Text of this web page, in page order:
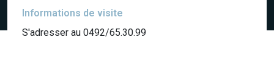
Informations de visite
S'adresser au 0492/65.30.99